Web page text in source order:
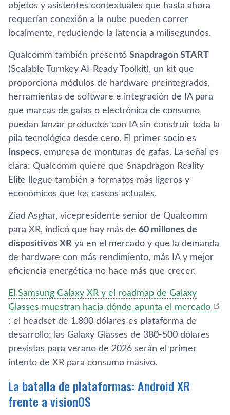
objetos y asistentes contextuales que hasta ahora
requerían conexión a la nube pueden correr
localmente, reduciendo la latencia a milisegundos.
Qualcomm también presentó Snapdragon START
(Scalable Turnkey AI-Ready Toolkit), un kit que
proporciona módulos de hardware preintegrados,
herramientas de software e integración de IA para
que marcas de gafas o electrónica de consumo
puedan lanzar productos con IA sin construir toda la
pila tecnológica desde cero. El primer socio es
Inspecs, empresa de monturas de gafas. La señal es
clara: Qualcomm quiere que Snapdragon Reality
Elite llegue también a formatos más ligeros y
económicos que los cascos actuales.
Ziad Asghar, vicepresidente senior de Qualcomm
para XR, indicó que hay más de 60 millones de
dispositivos XR ya en el mercado y que la demanda
de hardware con más rendimiento, más IA y mejor
eficiencia energética no hace más que crecer.
El Samsung Galaxy XR y el roadmap de Galaxy
Glasses muestran hacia dónde apunta el mercado
: el headset de 1.800 dólares es plataforma de
desarrollo; las Galaxy Glasses de 380-500 dólares
previstas para verano de 2026 serán el primer
intento de XR para consumo masivo.
La batalla de plataformas: Android XR
frente a visionOS